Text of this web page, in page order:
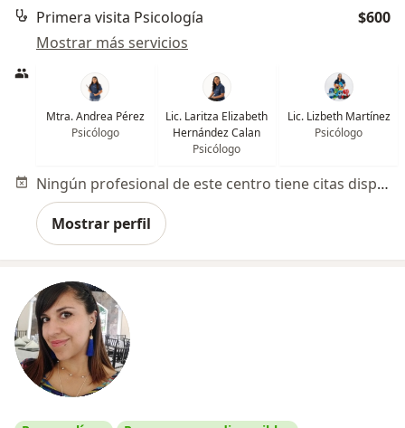
Primera visita Psicología
$600
Mostrar más servicios
Mtra. Andrea Pérez
Psicólogo
Lic. Laritza Elizabeth
Hernández Calan
Psicólogo
Lic. Lizbeth Martínez
Psicólogo
Ningún profesional de este centro tiene citas disponibles
Mostrar perfil